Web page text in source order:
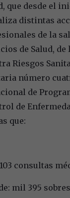
que desde el
distintas
de la
de Salud,
Riesgos
número
de
de
que:
consultas
395 sobres